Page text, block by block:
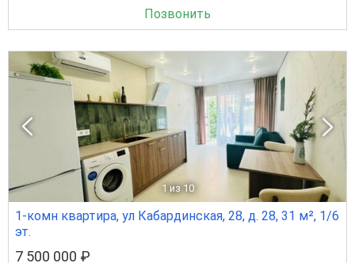
Позвонить
1 из 10
1-комн квартира, ул Кабардинская, 28, д. 28, 31 м², 1/6
эт.
7 500 000 ₽